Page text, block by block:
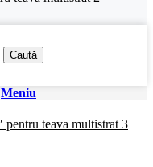
Caută
Meniu